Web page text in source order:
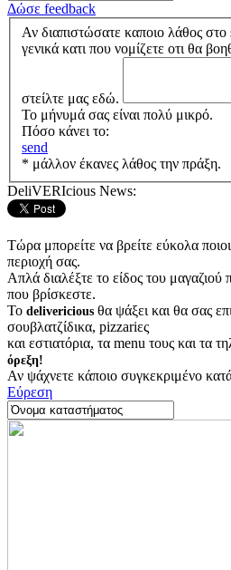
Δώσε feedback
Αν διαπιστώσατε καποιο λάθος
γενικά κατι που νομίζετε οτι θα
στείλτε μας εδώ.
Το μήνυμά σας είναι πολύ μικρό.
Πόσο κάνει το:
send
* μάλλον έκανες λάθος την πράξη.
DeliVERIcious News:
Τώρα μπορείτε να βρείτε εύκολα
περιοχή σας.
Απλά διαλέξτε το είδος του μαγαζιού
που βρίσκεστε.
Το delivericious θα ψάξει και θα σας
σουβλατζίδικα, pizzariες
και εστιατόρια, τα menu τους και τα
όρεξη!
Αν ψάχνετε κάποιο συγκεκριμένο
Εύρεση